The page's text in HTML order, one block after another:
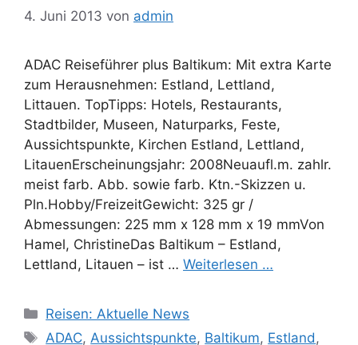
4. Juni 2013 von admin
ADAC Reiseführer plus Baltikum: Mit extra Karte
zum Herausnehmen: Estland, Lettland,
Littauen. TopTipps: Hotels, Restaurants,
Stadtbilder, Museen, Naturparks, Feste,
Aussichtspunkte, Kirchen Estland, Lettland,
LitauenErscheinungsjahr: 2008Neuaufl.m. zahlr.
meist farb. Abb. sowie farb. Ktn.-Skizzen u.
Pln.Hobby/FreizeitGewicht: 325 gr /
Abmessungen: 225 mm x 128 mm x 19 mmVon
Hamel, ChristineDas Baltikum – Estland,
Lettland, Litauen – ist … Weiterlesen …
Kategorien
Reisen: Aktuelle News
Schlagwörter
ADAC,Aussichtspunkte, Baltikum, Estland,